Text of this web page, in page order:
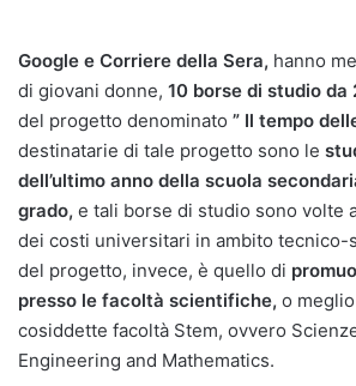
Google e Corriere della Sera, hanno
di giovani donne, 10 borse di studio da
del progetto denominato ” Il tempo
destinatarie di tale progetto sono le
dell’ultimo anno della scuola
grado, e tali borse di studio sono volte
dei costi universitari in ambito tecnico-
del progetto, invece, è quello di
presso le facoltà scientifiche, o
cosiddette facoltà Stem, ovvero
Engineering and Mathematics.